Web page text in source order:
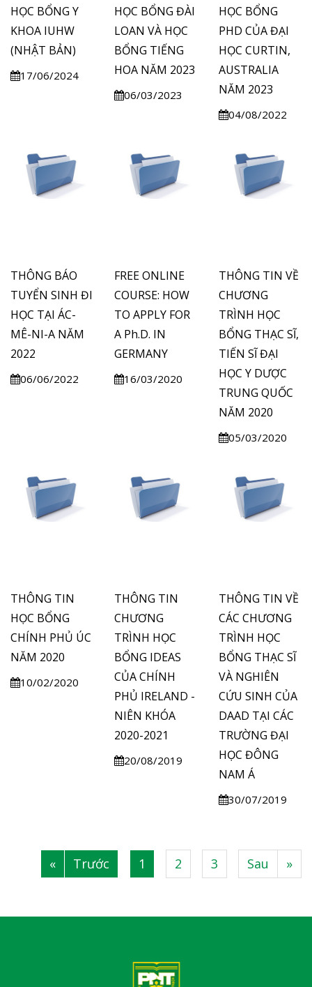
HỌC BỔNG Y
KHOA IUHW
(NHẬT BẢN)
17/06/2024
HỌC BỔNG ĐÀI
LOAN VÀ HỌC
BỔNG TIẾNG
HOA NĂM 2023
06/03/2023
HỌC BỔNG
PHD CỦA ĐẠI
HỌC CURTIN,
AUSTRALIA
NĂM 2023
04/08/2022
THÔNG BÁO
TUYỂN SINH ĐI
HỌC TẠI ÁC-
MÊ-NI-A NĂM
2022
06/06/2022
FREE ONLINE
COURSE: HOW
TO APPLY FOR
A Ph.D. IN
GERMANY
16/03/2020
THÔNG TIN VỀ
CHƯƠNG
TRÌNH HỌC
BỔNG THẠC SĨ,
TIẾN SĨ ĐẠI
HỌC Y DƯỢC
TRUNG QUỐC
NĂM 2020
05/03/2020
THÔNG TIN
HỌC BỔNG
CHÍNH PHỦ ÚC
NĂM 2020
10/02/2020
THÔNG TIN
CHƯƠNG
TRÌNH HỌC
BỔNG IDEAS
CỦA CHÍNH
PHỦ IRELAND -
NIÊN KHÓA
2020-2021
20/08/2019
THÔNG TIN VỀ
CÁC CHƯƠNG
TRÌNH HỌC
BỔNG THẠC SĨ
VÀ NGHIÊN
CỨU SINH CỦA
DAAD TẠI CÁC
TRƯỜNG ĐẠI
HỌC ĐÔNG
NAM Á
30/07/2019
« Trước 1 2 3 Sau »